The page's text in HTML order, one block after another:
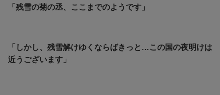
「残雪の菊の丞、ここまでのようです」
「しかし、残雪解けゆくならばきっと…この国の夜明けは
近うございます」